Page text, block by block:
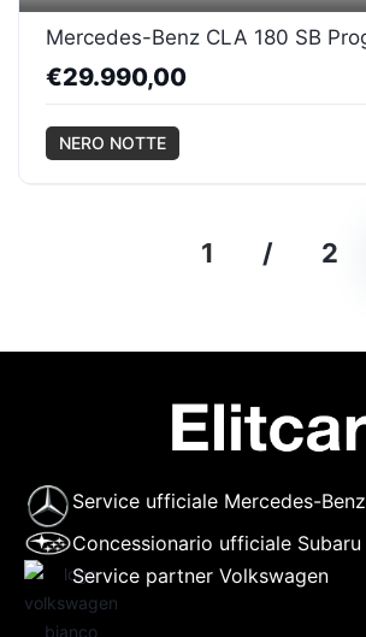
€29.990,00
NERO NOTTE
1 / 2
Service ufficiale Mercedes-Benz
Concessionario ufficiale Subaru
Service partner Volkswagen